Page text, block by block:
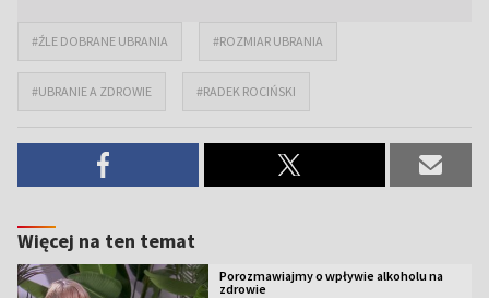
#ŹLE DOBRANE UBRANIA #ROZMIAR UBRANIA
#UBRANIE A ZDROWIE #RADEK ROCIŃSKI
Więcej na ten temat
Porozmawiajmy o wpływie alkoholu na
zdrowie